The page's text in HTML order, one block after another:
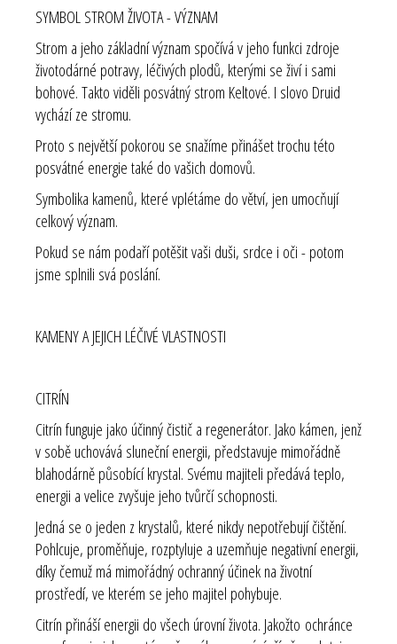
SYMBOL STROM ŽIVOTA - VÝZNAM
Strom a jeho základní význam spočívá v jeho funkci zdroje
životodárné potravy, léčivých plodů, kterými se živí i sami
bohové. Takto viděli posvátný strom Keltové. I slovo Druid
vychází ze stromu.
Proto s největší pokorou se snažíme přinášet trochu této
posvátné energie také do vašich domovů.
Symbolika kamenů, které vplétáme do větví, jen umocňují
celkový význam.
Pokud se nám podaří potěšit vaši duši, srdce i oči - potom
jsme splnili svá poslání.
KAMENY A JEJICH LÉČIVÉ VLASTNOSTI
CITRÍN
Citrín funguje jako účinný čistič a regenerátor. Jako kámen, jenž
v sobě uchovává sluneční energii, představuje mimořádně
blahodárně působící krystal. Svému majiteli předává teplo,
energii a velice zvyšuje jeho tvůrčí schopnosti.
Jedná se o jeden z krystalů, které nikdy nepotřebují čištění.
Pohlcuje, proměňuje, rozptyluje a uzemňuje negativní energii,
díky čemuž má mimořádný ochranný účinek na životní
prostředí, ve kterém se jeho majitel pohybuje.
Citrín přináší energii do všech úrovní života. Jakožto ochránce